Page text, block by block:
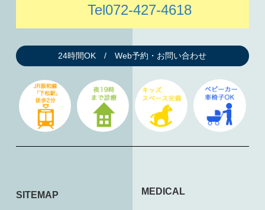
Tel072-427-4618
24時間OK / Web予約・お問い合わせ
SITEMAP MEDICAL